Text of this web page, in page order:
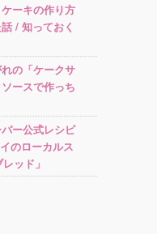
ーキの作り方
/ 知っておく
の「ケークサ
ースで作っち
ー公式レシピ
のローカルス
ッド」